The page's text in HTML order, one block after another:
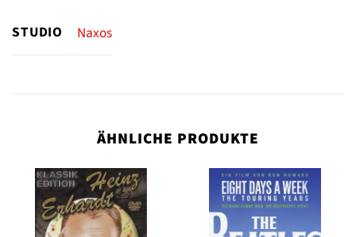
STUDIO Naxos
ÄHNLICHE PRODUKTE